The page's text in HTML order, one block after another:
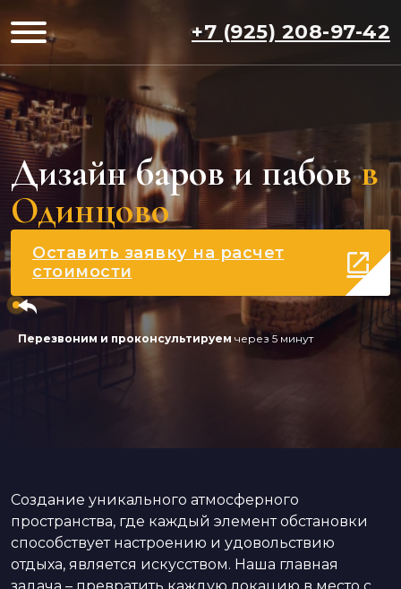
+7 (925) 208-97-42
Дизайн баров и пабов в
Одинцово
Оставить заявку на расчет
стоимости
Перезвоним и проконсультируем через 5 минут
Создание уникального атмосферного
пространства, где каждый элемент обстановки
способствует настроению и удовольствию
отдыха, является искусством. Наша главная